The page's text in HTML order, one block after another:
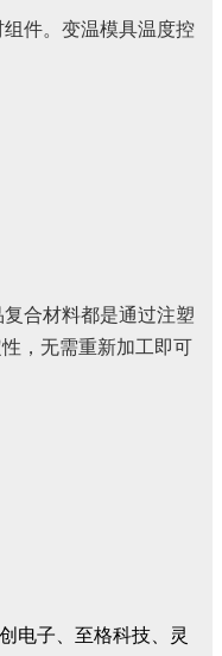
件。变温模具温度控
合材料都是通过注塑
，无需重新加工即可
电子、至格科技、灵